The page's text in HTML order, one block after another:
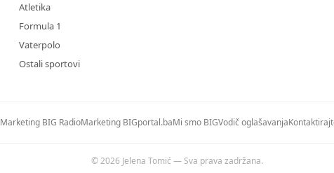
Atletika
Formula 1
Vaterpolo
Ostali sportovi
Marketing BIG RadioMarketing BIGportal.baMi smo BIGVodič oglašavanja
© 2026 Jelena Tomić — Sva prava zadržana.